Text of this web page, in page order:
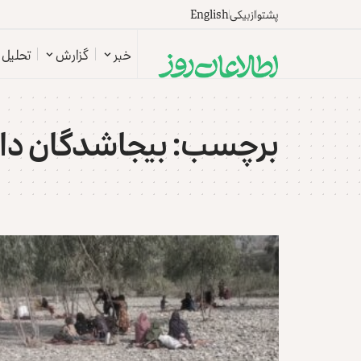
پشتوازبیکیEnglish
خبر گزارش تحلیل
برچسب:بیجاشدگان